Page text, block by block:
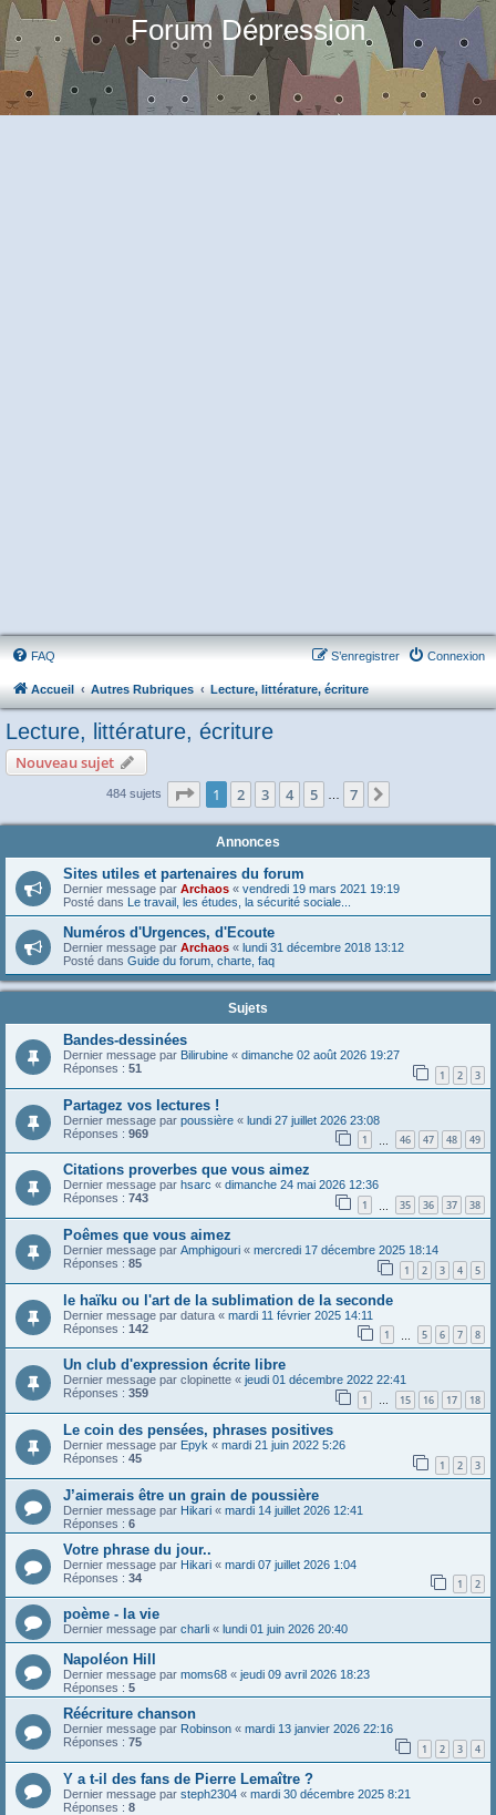
Forum Dépression
FAQ Connexion
S’enregistrer
Accueil Autres Rubriques Lecture, littérature, écriture
Lecture, littérature, écriture
Nouveau sujet
484 sujets Page 1sur7
1 2 3 4 5 7
Annonces
Sites utiles et partenaires du forum
Dernier message par Archaos « vendredi 19 mars 2021 19:19
Posté dans Le travail, les études, la sécurité sociale...
Numéros d'Urgences, d'Ecoute
Dernier message par Archaos « lundi 31 décembre 2018 13:12
Posté dans Guide du forum, charte, faq
Sujets
Bandes-dessinées
Dernier message par Bilirubine « dimanche 02 août 2026 19:27
Réponses : 51 1 2 3
Partagez vos lectures !
Dernier message par poussière « lundi 27 juillet 2026 23:08
Réponses : 969 1 46 47 48 49
Citations proverbes que vous aimez
Dernier message par hsarc « dimanche 24 mai 2026 12:36
Réponses : 743 1 35 36 37 38
Poêmes que vous aimez
Dernier message par Amphigouri « mercredi 17 décembre 2025 18:14
Réponses : 85 1 2 3 4 5
le haïku ou l'art de la sublimation de la seconde
Dernier message par datura « mardi 11 février 2025 14:11
Réponses : 142 1 5 6 7 8
Un club d'expression écrite libre
Dernier message par clopinette « jeudi 01 décembre 2022 22:41
Réponses : 359 1 … 15 16 17 18
Le coin des pensées, phrases positives
Dernier message par Epyk « mardi 21 juin 2022 5:26
Réponses : 45 1 2 3
J’aimerais être un grain de poussière
Dernier message par Hikari « mardi 14 juillet 2026 12:41
Réponses : 6
Votre phrase du jour..
Dernier message par Hikari « mardi 07 juillet 2026 1:04
Réponses : 34 1 2
poème - la vie
Dernier message par charli « lundi 01 juin 2026 20:40
Napoléon Hill
Dernier message par moms68 « jeudi 09 avril 2026 18:23
Réponses : 5
Réécriture chanson
Dernier message par Robinson « mardi 13 janvier 2026 22:16
Réponses : 75 1 2 3 4
Y a t-il des fans de Pierre Lemaître ?
Dernier message par steph2304 « mardi 30 décembre 2025 8:21
Réponses : 8